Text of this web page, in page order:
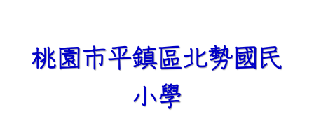
桃園市平鎮區北勢國民
小學